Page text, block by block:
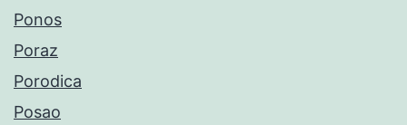
Ponos
Poraz
Porodica
Posao